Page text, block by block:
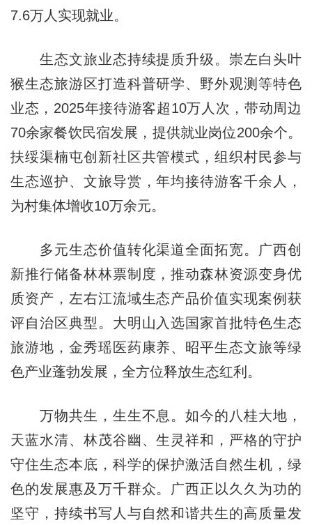
7.6万人实现就业。
生态文旅业态持续提质升级。崇左白头叶
猴生态旅游区打造科普研学、野外观测等特色
业态，2025年接待游客超10万人次，带动周边
70余家餐饮民宿发展，提供就业岗位200余个。
扶绥渠楠屯创新社区共管模式，组织村民参与
生态巡护、文旅导赏，年均接待游客千余人，
为村集体增收10万余元。
多元生态价值转化渠道全面拓宽。广西创
新推行储备林林票制度，推动森林资源变身优
质资产，左右江流域生态产品价值实现案例获
评自治区典型。大明山入选国家首批特色生态
旅游地，金秀瑶医药康养、昭平生态文旅等绿
色产业蓬勃发展，全方位释放生态红利。
万物共生，生生不息。如今的八桂大地，
天蓝水清、林茂谷幽、生灵祥和，严格的守护
守住生态本底，科学的保护激活自然生机，绿
色的发展惠及万千群众。广西正以久久为功的
坚守，持续书写人与自然和谐共生的高质量发